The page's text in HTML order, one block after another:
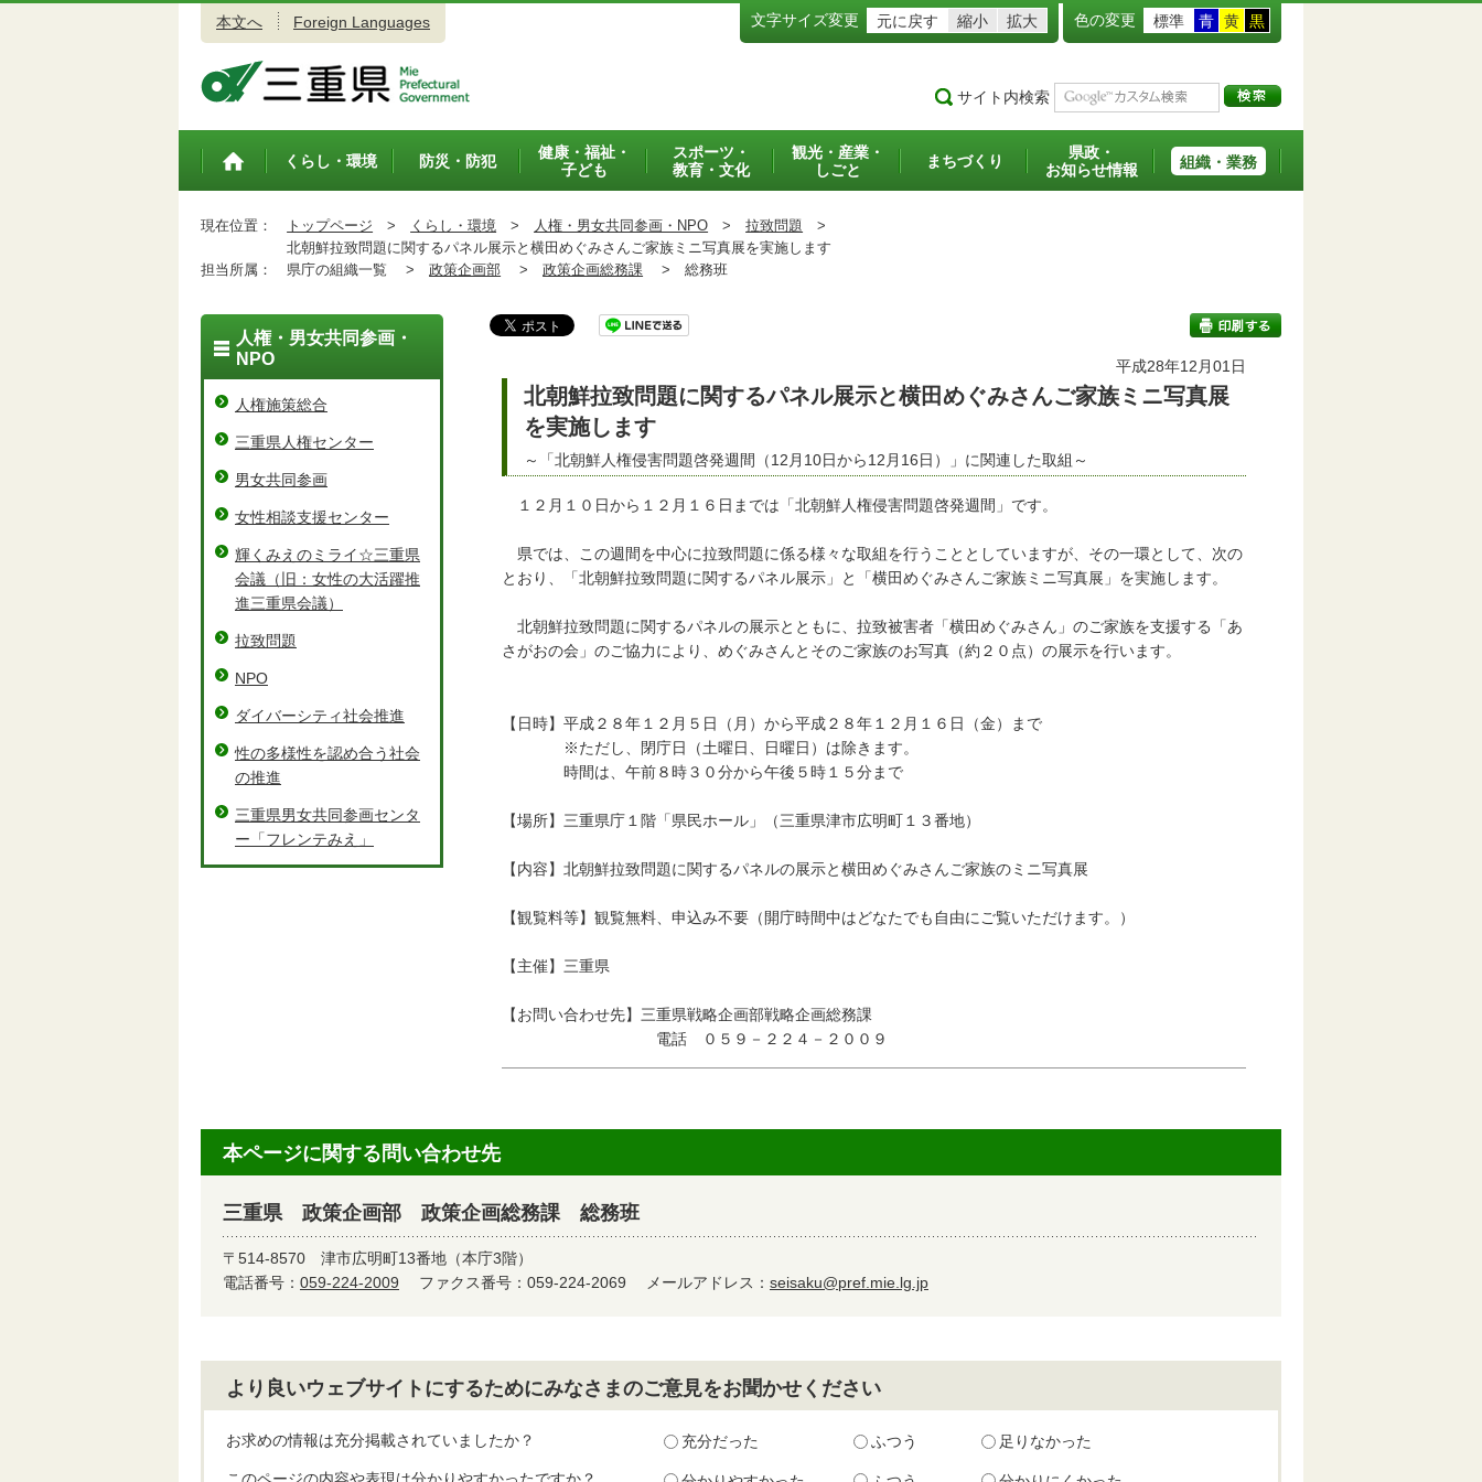
本文へ Foreign Languages 文字サイズ変更 元に戻す 縮小 拡大 色の変更 標準 青 黄 黒
サイト内検索
トップペ
くらし・環境 防災・防犯
健康・福祉・
子ども
スポーツ・
教育・文化
観光・産業・
しごと
まちづくり
県政・
お知らせ情報
組織・業務
現在位置： トップページ > くらし・環境 > 人権・男女共同参画・NPO > 拉致問題 >
北朝鮮拉致問題に関するパネル展示と横田めぐみさんご家族ミニ写真展を実施します
担当所属：
県庁の組織一覧 > 政策企画部 > 政策企画総務課 > 総務班
平成28年12月01日
北朝鮮拉致問題に関するパネル展示と横田めぐみさんご家族ミニ写真展
を実施します
～「北朝鮮人権侵害問題啓発週間（12月10日から12月16日）」に関連した取組～
１２月１０日から１２月１６日までは「北朝鮮人権侵害問題啓発週間」です。
県では、この週間を中心に拉致問題に係る様々な取組を行うこととしていますが、その一環として、次の
とおり、「北朝鮮拉致問題に関するパネル展示」と「横田めぐみさんご家族ミニ写真展」を実施します。
北朝鮮拉致問題に関するパネルの展示とともに、拉致被害者「横田めぐみさん」のご家族を支援する「あ
さがおの会」のご協力により、めぐみさんとそのご家族のお写真（約２０点）の展示を行います。
【日時】平成２８年１２月５日（月）から平成２８年１２月１６日（金）まで
※ただし、閉庁日（土曜日、日曜日）は除きます。
時間は、午前８時３０分から午後５時１５分まで
【場所】三重県庁１階「県民ホール」（三重県津市広明町１３番地）
【内容】北朝鮮拉致問題に関するパネルの展示と横田めぐみさんご家族のミニ写真展
【観覧料等】観覧無料、申込み不要（開庁時間中はどなたでも自由にご覧いただけます。）
【主催】三重県
【お問い合わせ先】三重県戦略企画部戦略企画総務課
電話 ０５９－２２４－２００９
人権・男女共同参画・
NPO
人権施策総合
三重県人権センター
男女共同参画
女性相談支援センター
輝くみえのミライ☆三重県
会議（旧：女性の大活躍推
進三重県会議）
拉致問題
NPO
ダイバーシティ社会推進
性の多様性を認め合う社会
の推進
三重県男女共同参画センタ
ー「フレンテみえ」
本ページに関する問い合わせ先
三重県 政策企画部 政策企画総務課 総務班
〒514-8570 津市広明町13番地（本庁3階）
電話番号： 059-224-2009 ファクス番号：059-224-2069 メールアドレス： seisaku@pref.mie.lg.jp
より良いウェブサイトにするためにみなさまのご意見をお聞かせください
お求めの情報は充分掲載されていましたか？ 充分だった ふつう 足りなかった